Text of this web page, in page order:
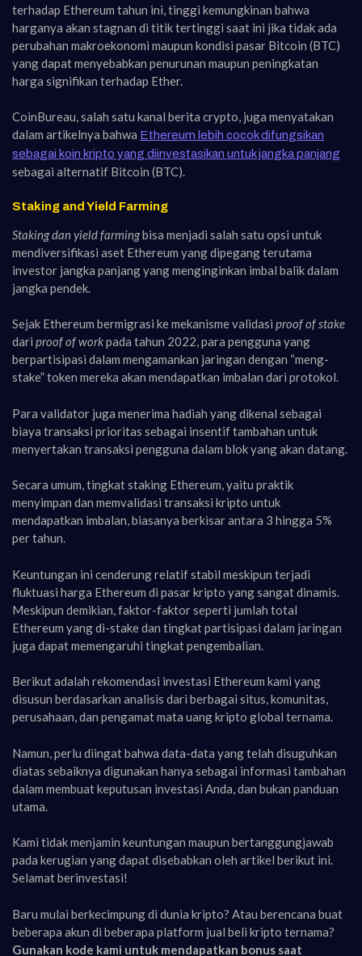
terhadap Ethereum tahun ini, tinggi kemungkinan bahwa
harganya akan stagnan di titik tertinggi saat ini jika tidak ada
perubahan makroekonomi maupun kondisi pasar Bitcoin (BTC)
yang dapat menyebabkan penurunan maupun peningkatan
harga signifikan terhadap Ether.
CoinBureau, salah satu kanal berita crypto, juga menyatakan
dalam artikelnya bahwa Ethereum lebih cocok difungsikan
sebagai koin kripto yang diinvestasikan untuk jangka panjang
sebagai alternatif Bitcoin (BTC).
Staking and Yield Farming
Staking dan yield farmingbisa menjadi salah satu opsi untuk
mendiversifikasi aset Ethereum yang dipegang terutama
investor jangka panjang yang menginginkan imbal balik dalam
jangka pendek.
Sejak Ethereum bermigrasi ke mekanisme validasi proof of stake
dari proof of workpada tahun 2022, para pengguna yang
berpartisipasi dalam mengamankan jaringan dengan “meng-
stake” token mereka akan mendapatkan imbalan dari protokol.
Para validator juga menerima hadiah yang dikenal sebagai
biaya transaksi prioritas sebagai insentif tambahan untuk
menyertakan transaksi pengguna dalam blok yang akan datang.
Secara umum, tingkat staking Ethereum, yaitu praktik
menyimpan dan memvalidasi transaksi kripto untuk
mendapatkan imbalan, biasanya berkisar antara 3 hingga 5%
per tahun.
Keuntungan ini cenderung relatif stabil meskipun terjadi
fluktuasi harga Ethereum di pasar kripto yang sangat dinamis.
Meskipun demikian, faktor-faktor seperti jumlah total
Ethereum yang di-stake dan tingkat partisipasi dalam jaringan
juga dapat memengaruhi tingkat pengembalian.
Berikut adalah rekomendasi investasi Ethereum kami yang
disusun berdasarkan analisis dari berbagai situs, komunitas,
perusahaan, dan pengamat mata uang kripto global ternama.
Namun, perlu diingat bahwa data-data yang telah disuguhkan
diatas sebaiknya digunakan hanya sebagai informasi tambahan
dalam membuat keputusan investasi Anda, dan bukan panduan
utama.
Kami tidak menjamin keuntungan maupun bertanggungjawab
pada kerugian yang dapat disebabkan oleh artikel berikut ini.
Selamat berinvestasi!
Baru mulai berkecimpung di dunia kripto? Atau berencana buat
beberapa akun di beberapa platform jual beli kripto ternama?
Gunakan kode kami untuk mendapatkan bonus saat